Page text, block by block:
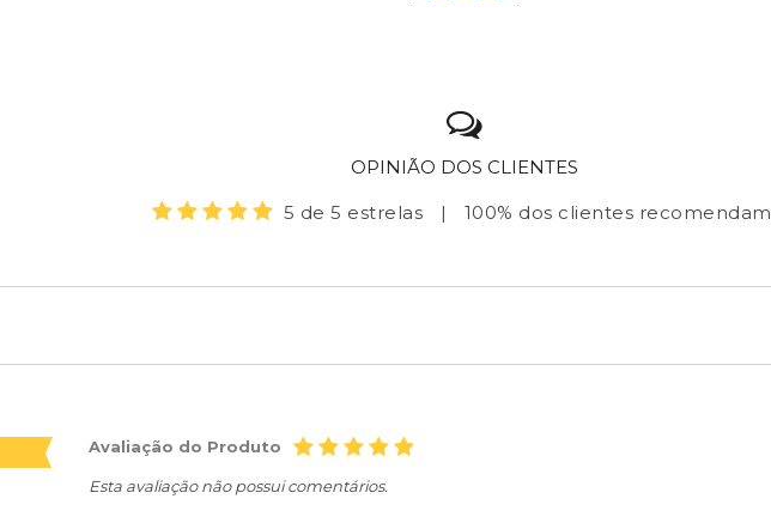
OPINIÃO DOS CLIENTES
5 de 5 estrelas
| 100% dos clientes recomendam
Avaliação do Produto
Esta avaliação não possui comentários.